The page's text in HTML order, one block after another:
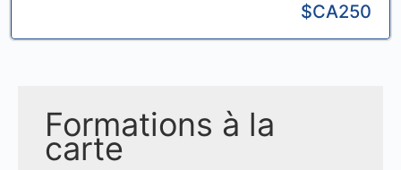
$CA250
Formations à la
carte